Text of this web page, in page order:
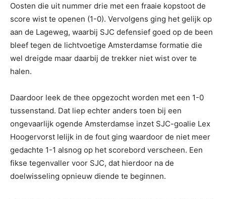
Oosten die uit nummer drie met een fraaie kopstoot de
score wist te openen (1-0). Vervolgens ging het gelijk op
aan de Lageweg, waarbij SJC defensief goed op de been
bleef tegen de lichtvoetige Amsterdamse formatie die
wel dreigde maar daarbij de trekker niet wist over te
halen.
Daardoor leek de thee opgezocht worden met een 1-0
tussenstand. Dat liep echter anders toen bij een
ongevaarlijk ogende Amsterdamse inzet SJC-goalie Lex
Hoogervorst lelijk in de fout ging waardoor de niet meer
gedachte 1-1 alsnog op het scorebord verscheen. Een
fikse tegenvaller voor SJC, dat hierdoor na de
doelwisseling opnieuw diende te beginnen.